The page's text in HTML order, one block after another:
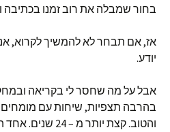
בחור שמבלה את רוב זמנו בכתיבה
אז, אם תבחר לא להמשיך לקרוא,
יודע.
אבל על מה שחסר לי בקריאה
בהרבה תצפיות, שיחות עם מומחים
והטוב. קצת יותר מ